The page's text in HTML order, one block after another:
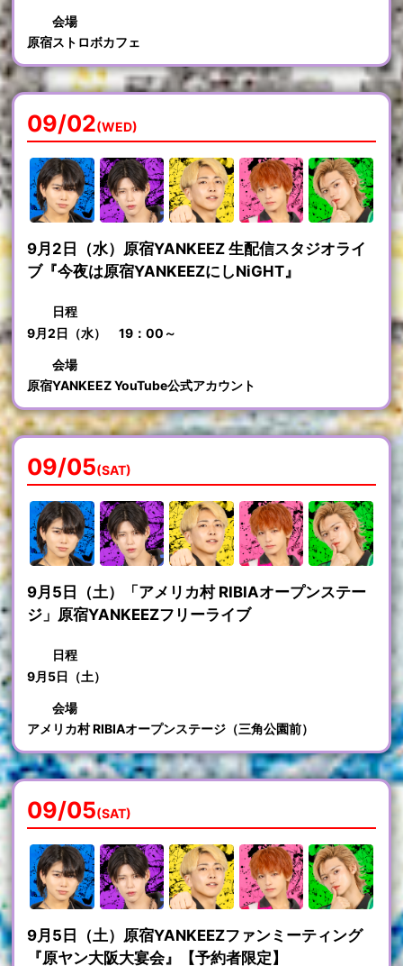
会場
原宿ストロボカフェ
09/02(WED)
9月2日（水）原宿YANKEEZ 生配信スタジオライ
ブ『今夜は原宿YANKEEZにしNiGHT』
日程
9月2日（水） 19：00～
会場
原宿YANKEEZ YouTube公式アカウント
09/05(SAT)
9月5日（土）「アメリカ村 RIBIAオープンステー
ジ」原宿YANKEEZフリーライブ
日程
9月5日（土）
会場
アメリカ村 RIBIAオープンステージ（三角公園前）
09/05(SAT)
9月5日（土）原宿YANKEEZファンミーティング
『原ヤン大阪大宴会』【予約者限定】